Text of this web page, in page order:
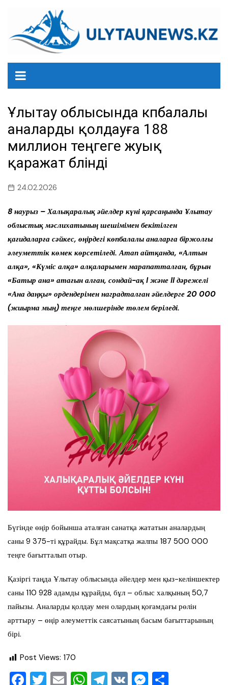
содержанию
Ұлытау облысында көпбалалы
аналарды қолдауға 188
миллион теңгеге жуық
қаражат бөлінді
24.02.2026
8 наурыз – Халықаралық әйелдер күні қарсаңында Ұлытау
облыстық мәслихатының шешімімен бекітілген
қағидаларға сәйкес, өңірдегі көпбалалы аналарға біржолғы
әлеуметтік көмек көрсетіледі. Атап айтқанда, «Алтын
алқа», «Күміс алқа» алқаларымен марапатталған, бұрын
«Батыр ана» атағын алған, сондай-ақ I және II дәрежелі
«Ана даңқы» ордендерімен наградталған әйелдерге 20 000
(жиырма мың) теңге мөлшерінде төлем беріледі.
Бүгінде өңір бойынша аталған санатқа жататын аналардың
саны 9 375-ті құрайды. Бұл мақсатқа жалпы 187 500 000
теңге бағытталып отыр.
Қазіргі таңда Ұлытау облысында әйелдер мен қыз-келіншектер
саны 110 928 адамды құрайды, бұл – облыс халқының 50,7
пайызы. Аналарды қолдау мен олардың қоғамдағы рөлін
арттыру – өңір әлеуметтік саясатының басым бағыттарының
бірі.
Post Views: 170
F T E W T V M